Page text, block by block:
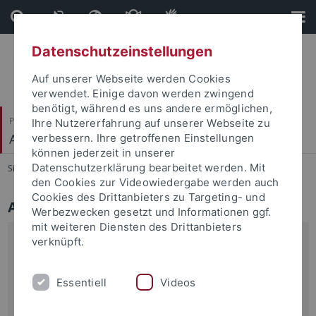
Direkt
zum
Inhalt
Direkt
zur
Fußleiste
Philosophische Fakultät
Alte Geschichte
Sie sind hier: Startseite ... Aktuelles
Aktuelles
20.01.2011
Neues Formular
Datenschutzeinstellungen
Auf unserer Webseite werden Cookies
verwendet. Einige davon werden zwingend
benötigt, während es uns andere ermöglichen,
Ihre Nutzererfahrung auf unserer Webseite zu
verbessern. Ihre getroffenen Einstellungen
können jederzeit in unserer
Datenschutzerklärung bearbeitet werden. Mit
den Cookies zur Videowiedergabe werden auch
Cookies des Drittanbieters zu Targeting- und
Werbezwecken gesetzt und Informationen ggf.
mit weiteren Diensten des Drittanbieters
verknüpft.
Essentiell Videos